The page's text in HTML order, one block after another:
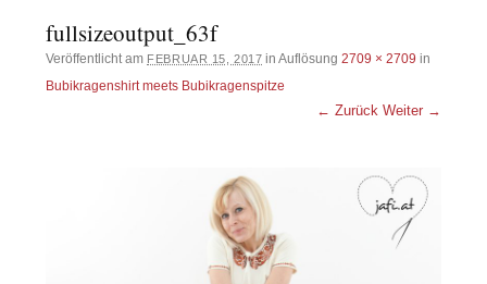
fullsizeoutput_63f
Veröffentlicht am FEBRUAR 15, 2017 in Auflösung2709 × 2709 in
Bubikragenshirt meets Bubikragenspitze
← Zurück Weiter →